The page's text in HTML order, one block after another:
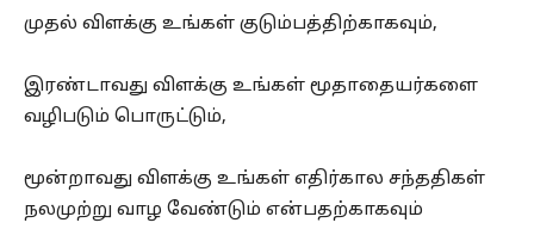
முதல் விளக்கு உங்கள் குடும்பத்திற்காகவும்,
இரண்டாவது விளக்கு உங்கள் மூதாதையர்களை
வழிபடும் பொருட்டும்,
மூன்றாவது விளக்கு உங்கள் எதிர்கால சந்ததிகள்
நலமுற்று வாழ வேண்டும் என்பதற்காகவும்